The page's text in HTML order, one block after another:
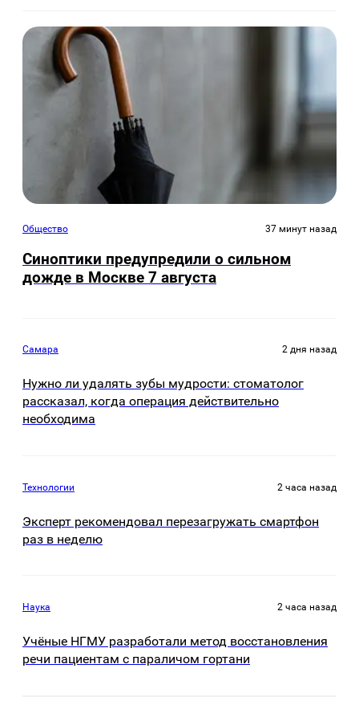
Общество 37 минут назад
Синоптики предупредили о сильном
дожде в Москве 7 августа
Самара 2 дня назад
Нужно ли удалять зубы мудрости: стоматолог
рассказал, когда операция действительно
необходима
Технологии 2 часа назад
Эксперт рекомендовал перезагружать смартфон
раз в неделю
Наука 2 часа назад
Учёные НГМУ разработали метод восстановления
речи пациентам с параличом гортани